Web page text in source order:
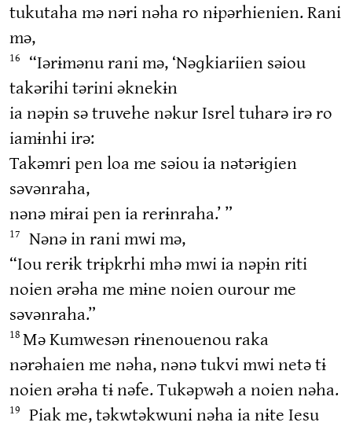
tukutaha mə nəri nəha ro nɨpərhienien. Rani
mə,
16
“Iərɨmənu rani mə, ‘Nəɡkiariien səiou
takərihi tərini əknekɨn
ia nəpɨn sə truvehe nəkur Isrel tuharə irə ro
iamɨnhi irə:
Takəmri pen loa me səiou ia nətərɨɡien
səvənraha,
nənə mɨrai pen ia rerɨnraha.’ ”
17
Nənə in rani mwi mə,
“Iou rerɨk trɨpkrhi mhə mwi ia nəpɨn riti
noien ərəha me mɨne noien ourour me
səvənraha.”
18 Mə Kumwesən rɨnenouenou raka
nərəhaien me nəha, nənə tukvi mwi netə tɨ
noien ərəha tɨ nəfe. Tukəpwəh a noien nəha.
19
Piak me, təkwtəkwuni nəha ia nɨte Iesu